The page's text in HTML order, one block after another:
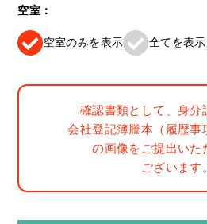
空室：
空室のみを表示 全てを表示
確認書類として、身分
会社登記簿謄本（履歴事
の画像をご提出いた
ございます。